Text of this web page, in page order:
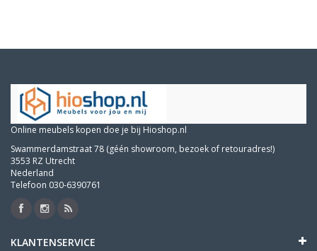
Online meubels kopen doe je bij Hioshop.nl
Swammerdamstraat 78 (géén showroom, bezoek of retouradres!)
3553 RZ Utrecht
Nederland
Telefoon 030-6390761
KLANTENSERVICE